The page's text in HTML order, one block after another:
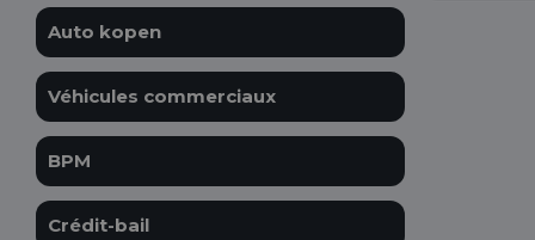
Auto kopen
Véhicules commerciaux
BPM
Crédit-bail